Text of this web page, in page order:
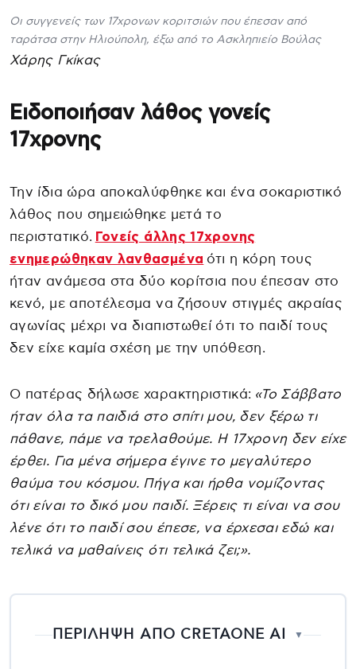
Οι συγγενείς των 17χρονων κοριτσιών που έπεσαν από
ταράτσα στην Ηλιούπολη, έξω από το Ασκληπιείο Βούλας
Χάρης Γκίκας
Ειδοποιήσαν λάθος γονείς
17χρονης
Την ίδια ώρα αποκαλύφθηκε και ένα σοκαριστικό
λάθος που σημειώθηκε μετά το
περιστατικό. Γονείς άλλης 17χρονης
ενημερώθηκαν λανθασμένα ότι η κόρη τους
ήταν ανάμεσα στα δύο κορίτσια που έπεσαν στο
κενό, με αποτέλεσμα να ζήσουν στιγμές ακραίας
αγωνίας μέχρι να διαπιστωθεί ότι το παιδί τους
δεν είχε καμία σχέση με την υπόθεση.
O πατέρας δήλωσε χαρακτηριστικά: «Το Σάββατο
ήταν όλα τα παιδιά στο σπίτι μου, δεν ξέρω τι
πάθανε, πάμε να τρελαθούμε. Η 17χρονη δεν είχε
έρθει. Για μένα σήμερα έγινε το μεγαλύτερο
θαύμα του κόσμου. Πήγα και ήρθα νομίζοντας
ότι είναι το δικό μου παιδί. Ξέρεις τι είναι να σου
λένε ότι το παιδί σου έπεσε, να έρχεσαι εδώ και
τελικά να μαθαίνεις ότι τελικά ζει;».
ΠΕΡΙΛΗΨΗ ΑΠΟ CRETAONE AI ▼